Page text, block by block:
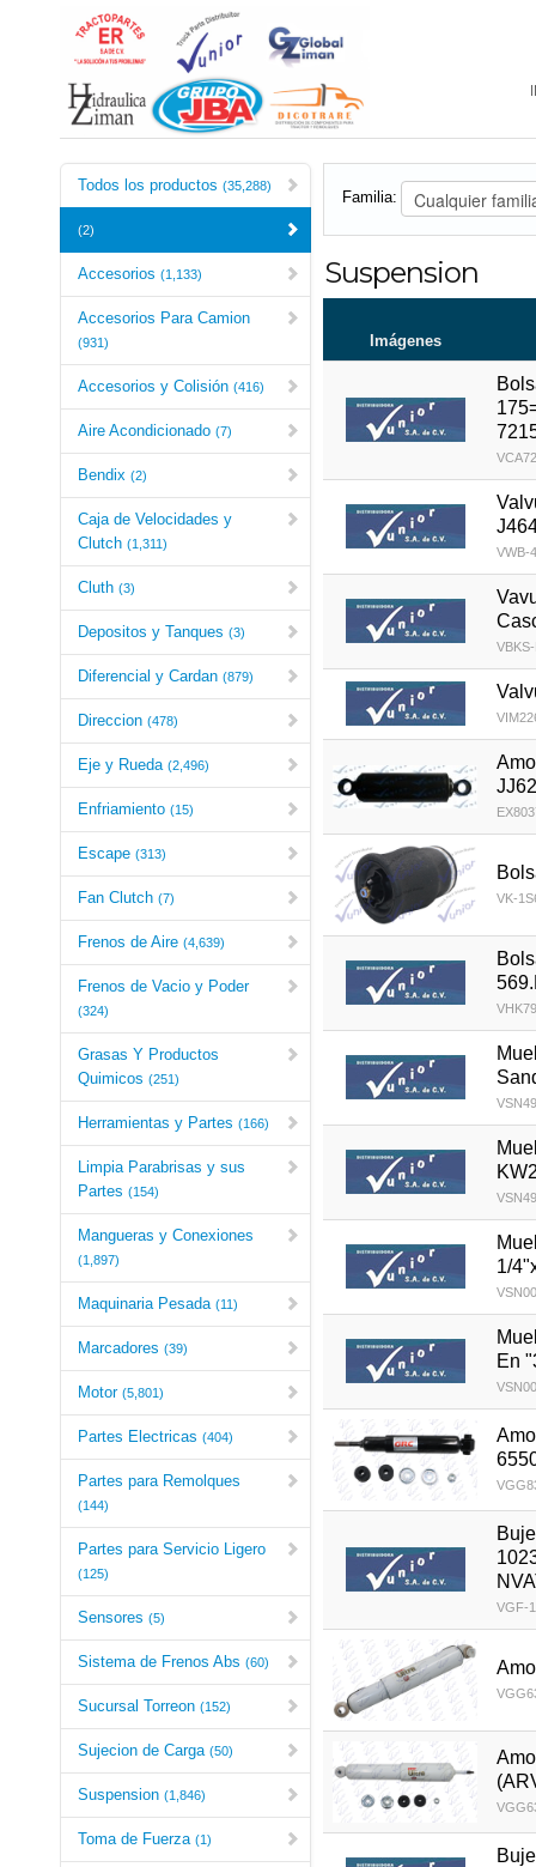
Todos los productos (35,288)
(2)
Accesorios (1,133)
Accesorios Para Camion
(931)
Accesorios y Colisión (416)
Aire Acondicionado (7)
Bendix (2)
Caja de Velocidades y
Clutch (1,311)
Cluth (3)
Depositos y Tanques (3)
Diferencial y Cardan (879)
Direccion (478)
Eje y Rueda (2,496)
Enfriamiento (15)
Escape (313)
Fan Clutch (7)
Frenos de Aire (4,639)
Frenos de Vacio y Poder
(324)
Grasas Y Productos
Quimicos (251)
Herramientas y Partes (166)
Limpia Parabrisas y sus
Partes (154)
Mangueras y Conexiones
(1,897)
Maquinaria Pesada (11)
Marcadores (39)
Motor (5,801)
Partes Electricas (404)
Partes para Remolques
(144)
Partes para Servicio Ligero
(125)
Sensores (5)
Sistema de Frenos Abs (60)
Sucursal Torreon (152)
Sujecion de Carga (50)
Suspension (1,846)
Toma de Fuerza (1)
Familia:
Suspension
Imágenes
VWB-
VK-
1/
En
VGF-